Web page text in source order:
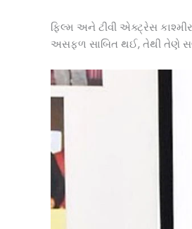
ફિલ્મ અને ટીવી એક્ટ્રેસ
અસફળ સાબિત થઈ, તેથી તેણે